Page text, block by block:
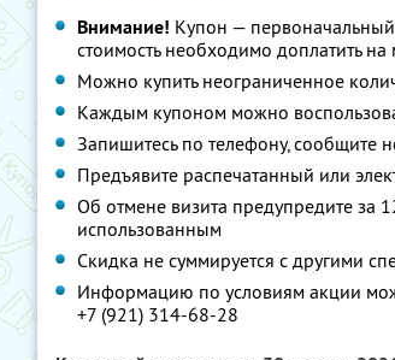
Внимание! Купон —
стоимость необходимо доплатить на
Можно купить неограниченное
Каждым купоном можно
Запишитесь по телефону, сообщите
Предъявите распечатанный или
Об отмене визита предупредите за
использованным
Скидка не суммируется с другими
Информацию по условиям акции
+7 (921) 314-68-28